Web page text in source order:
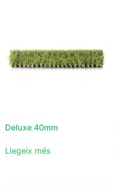
Deluxe 40mm
Llegeix més